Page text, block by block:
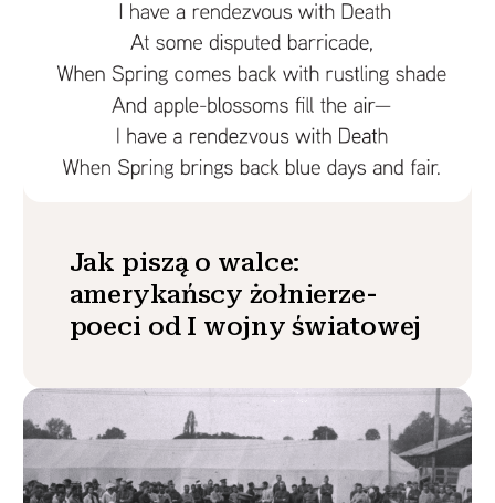
Jak piszą o walce:
amerykańscy żołnierze-
poeci od I wojny światowej